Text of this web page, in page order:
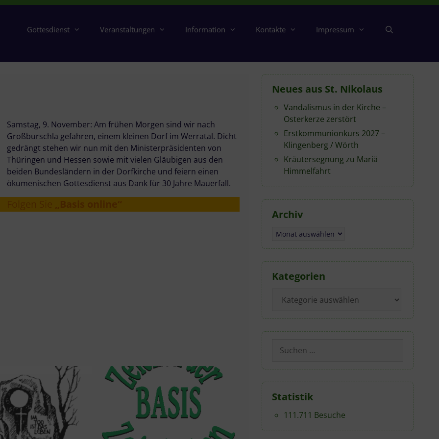
Gottesdienst Veranstaltungen Information Kontakte Impressum
Samstag, 9. November: Am frühen Morgen sind wir nach
Großburschla gefahren, einem kleinen Dorf im Werratal. Dicht
gedrängt stehen wir nun mit den Ministerpräsidenten von
Thüringen und Hessen sowie mit vielen Gläubigen aus den
beiden Bundesländern in der Dorfkirche und feiern einen
ökumenischen Gottesdienst aus Dank für 30 Jahre Mauerfall.
Neues aus St. Nikolaus
Vandalismus in der Kirche –
Osterkerze zerstört
Erstkommunionkurs 2027 –
Klingenberg / Wörth
Kräutersegnung zu Mariä
Himmelfahrt
Archiv
Archiv
Kategorien
Suchen
nach:
Statistik
111.711 Besuche